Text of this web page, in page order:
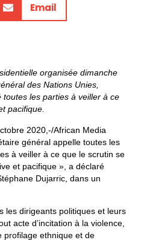
Email
organisée dimanche
des Nations Unies,
les parties à veiller à ce
pacifique.
2020,-/African Media
général appelle toutes les
à veiller à ce que le scrutin se
et pacifique », a déclaré
Dujarric, dans un
les dirigeants politiques et leurs
acte d’incitation à la violence,
profilage ethnique et de